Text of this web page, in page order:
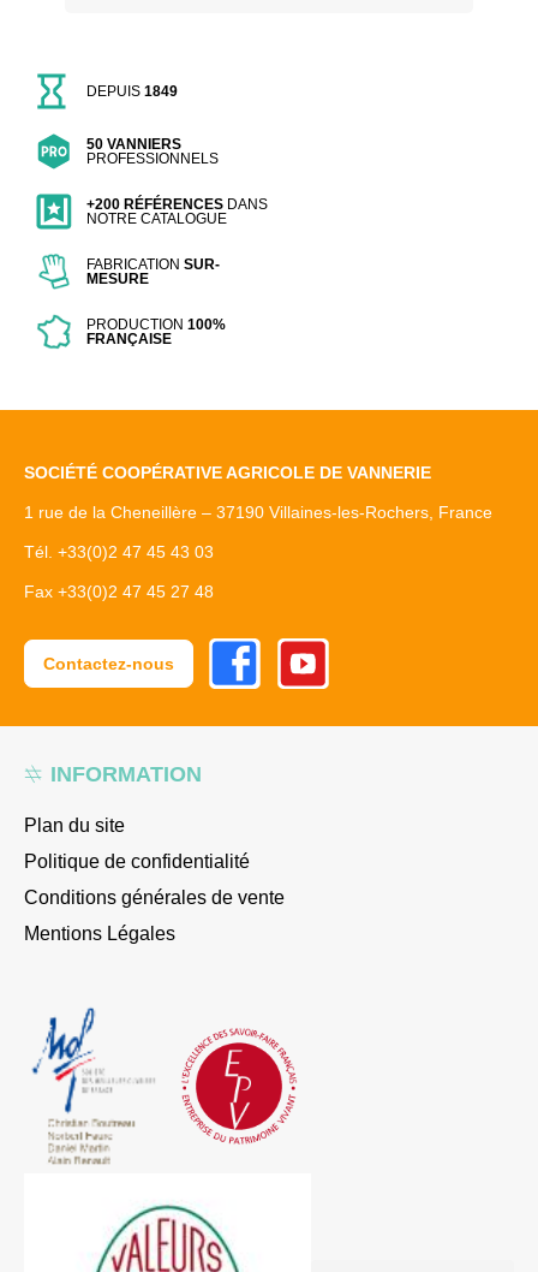
DEPUIS1849
50 VANNIERS
PROFESSIONNELS
+200 RÉFÉRENCES DANS
NOTRE CATALOGUE
FABRICATIONSUR-
MESURE
PRODUCTION100%
FRANÇAISE
INFORMATION
Plan du site
Politique de confidentialité
Conditions générales de vente
Mentions Légales
SOCIÉTÉ COOPÉRATIVE AGRICOLE DE VANNERIE
1 rue de la Cheneillère – 37190 Villaines-les-Rochers, France
Tél. +33(0)2 47 45 43 03
Fax +33(0)2 47 45 27 48
Contactez-nous
FacebookYoutube